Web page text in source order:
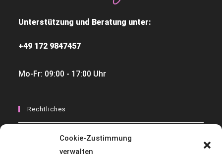
Cookie-Zustimmung
verwalten
Unterstützung und Beratung unter:
+49 172 9847457
Mo-Fr: 09:00 - 17:00 Uhr
Rechtliches
Datenschutzerklärung